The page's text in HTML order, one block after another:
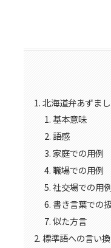
北海道弁あずま
基本意味
語感
家庭での用例
職場での用例
社交場での用例
書き言葉での
似た方言
標準語への言い